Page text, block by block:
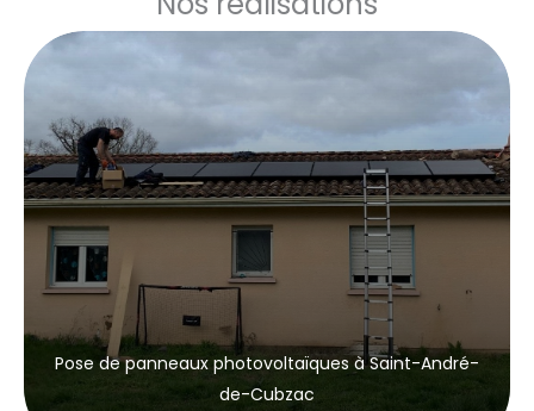
Pose de panneaux photovoltaïques à Saint-André-
de-Cubzac